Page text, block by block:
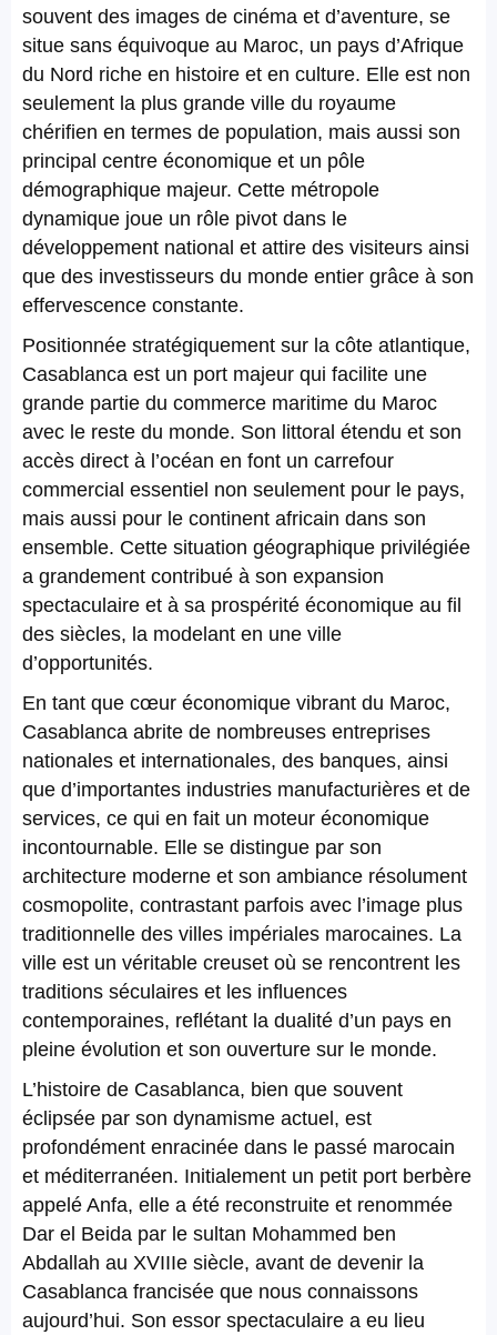
souvent des images de cinéma et d’aventure, se
situe sans équivoque au Maroc, un pays d’Afrique
du Nord riche en histoire et en culture. Elle est non
seulement la plus grande ville du royaume
chérifien en termes de population, mais aussi son
principal centre économique et un pôle
démographique majeur. Cette métropole
dynamique joue un rôle pivot dans le
développement national et attire des visiteurs ainsi
que des investisseurs du monde entier grâce à son
effervescence constante.
Positionnée stratégiquement sur la côte atlantique,
Casablanca est un port majeur qui facilite une
grande partie du commerce maritime du Maroc
avec le reste du monde. Son littoral étendu et son
accès direct à l’océan en font un carrefour
commercial essentiel non seulement pour le pays,
mais aussi pour le continent africain dans son
ensemble. Cette situation géographique privilégiée
a grandement contribué à son expansion
spectaculaire et à sa prospérité économique au fil
des siècles, la modelant en une ville
d’opportunités.
En tant que cœur économique vibrant du Maroc,
Casablanca abrite de nombreuses entreprises
nationales et internationales, des banques, ainsi
que d’importantes industries manufacturières et de
services, ce qui en fait un moteur économique
incontournable. Elle se distingue par son
architecture moderne et son ambiance résolument
cosmopolite, contrastant parfois avec l’image plus
traditionnelle des villes impériales marocaines. La
ville est un véritable creuset où se rencontrent les
traditions séculaires et les influences
contemporaines, reflétant la dualité d’un pays en
pleine évolution et son ouverture sur le monde.
L’histoire de Casablanca, bien que souvent
éclipsée par son dynamisme actuel, est
profondément enracinée dans le passé marocain
et méditerranéen. Initialement un petit port berbère
appelé Anfa, elle a été reconstruite et renommée
Dar el Beida par le sultan Mohammed ben
Abdallah au XVIIIe siècle, avant de devenir la
Casablanca francisée que nous connaissons
aujourd’hui. Son essor spectaculaire a eu lieu